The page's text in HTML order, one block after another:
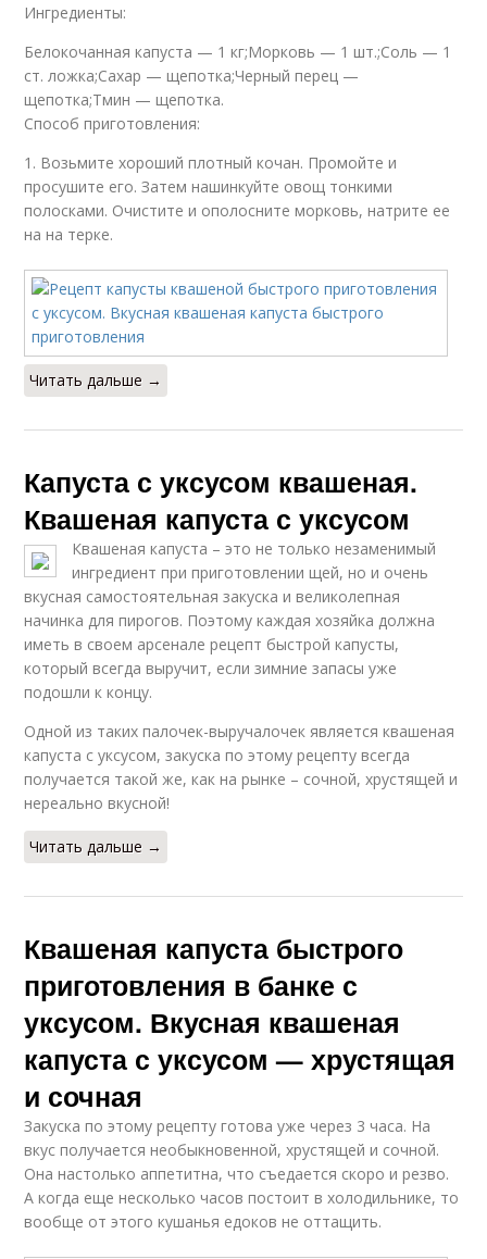
Ингредиенты:
Белокочанная капуста — 1 кг;Морковь — 1 шт.;Соль — 1
ст. ложка;Сахар — щепотка;Черный перец —
щепотка;Тмин — щепотка.
Способ приготовления:
1. Возьмите хороший плотный кочан. Промойте и
просушите его. Затем нашинкуйте овощ тонкими
полосками. Очистите и ополосните морковь, натрите ее
на на терке.
Читать дальше →
Капуста с уксусом квашеная.
Квашеная капуста с уксусом
Квашеная капуста – это не только незаменимый
ингредиент при приготовлении щей, но и очень
вкусная самостоятельная закуска и великолепная
начинка для пирогов. Поэтому каждая хозяйка должна
иметь в своем арсенале рецепт быстрой капусты,
который всегда выручит, если зимние запасы уже
подошли к концу.
Одной из таких палочек-выручалочек является квашеная
капуста с уксусом, закуска по этому рецепту всегда
получается такой же, как на рынке – сочной, хрустящей и
нереально вкусной!
Читать дальше →
Квашеная капуста быстрого
приготовления в банке с
уксусом. Вкусная квашеная
капуста с уксусом — хрустящая
и сочная
Закуска по этому рецепту готова уже через 3 часа. На
вкус получается необыкновенной, хрустящей и сочной.
Она настолько аппетитна, что съедается скоро и резво.
А когда еще несколько часов постоит в холодильнике, то
вообще от этого кушанья едоков не оттащить.